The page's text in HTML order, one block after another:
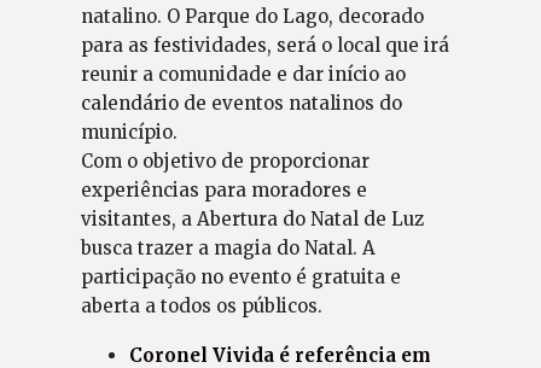
natalino. O Parque do Lago, decorado
para as festividades, será o local que irá
reunir a comunidade e dar início ao
calendário de eventos natalinos do
município.
Com o objetivo de proporcionar
experiências para moradores e
visitantes, a Abertura do Natal de Luz
busca trazer a magia do Natal. A
participação no evento é gratuita e
aberta a todos os públicos.
Coronel Vivida é referência em